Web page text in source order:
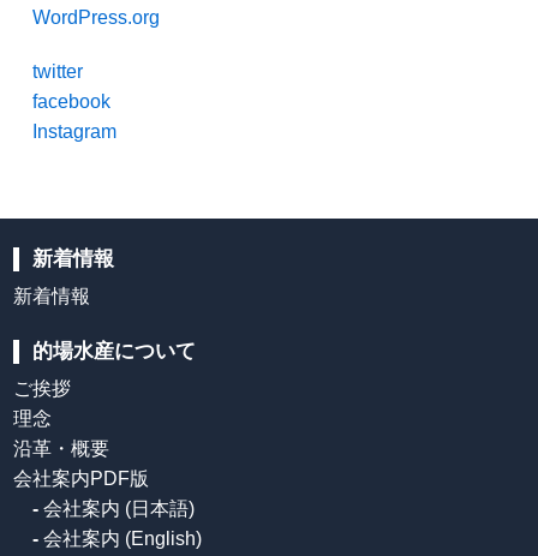
WordPress.org
twitter
facebook
Instagram
新着情報
新着情報
的場水産について
ご挨拶
理念
沿革・概要
会社案内PDF版
- 会社案内 (日本語)
- 会社案内 (English)